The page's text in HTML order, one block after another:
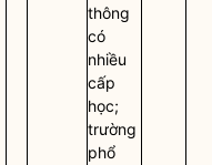
thông
có
nhiều
cấp
học;
trường
phổ